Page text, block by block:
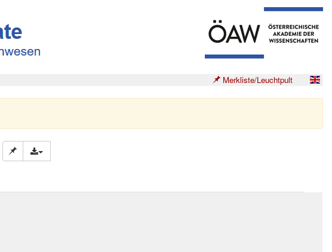
Merkliste/Leuchtpult